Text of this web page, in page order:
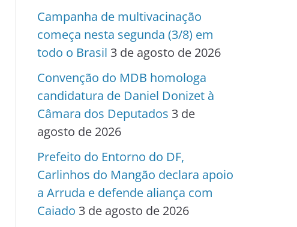
Campanha de multivacinação
começa nesta segunda (3/8) em
todo o Brasil 3 de agosto de 2026
Convenção do MDB homologa
candidatura de Daniel Donizet à
Câmara dos Deputados 3 de
agosto de 2026
Prefeito do Entorno do DF,
Carlinhos do Mangão declara apoio
a Arruda e defende aliança com
Caiado 3 de agosto de 2026